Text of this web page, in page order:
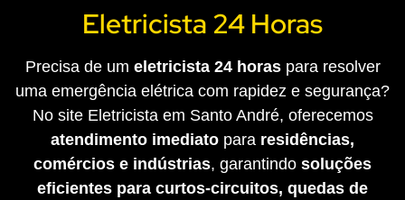
Eletricista 24 Horas
Precisa de um eletricista 24 horaspara resolver
uma emergência elétrica com rapidez e segurança?
No site Eletricista em Santo André, oferecemos
atendimento imediato para residências,
comércios e indústrias, garantindo soluções
eficientes para curtos-circuitos, quedas de